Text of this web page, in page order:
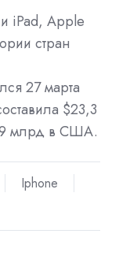
iPad, Apple
стран
27 марта
$23,3
млрд в США.
Iphone